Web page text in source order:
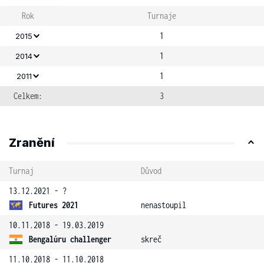
Rok Turnaje
2015 1
2014 1
2011
1
Celkem:
3
Zranění
Turnaj
Důvod
13.12.2021 - ?
Futures 2021
nenastoupil
10.11.2018 - 19.03.2019
Bengalúru challenger
skreč
11.10.2018 - 11.10.2018